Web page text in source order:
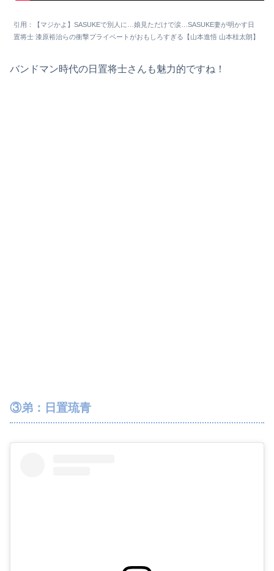
引用：【マジかよ】SASUKEで別人に…娘見ただけで涙…SASUKE妻が明かす日
置将士 漆原裕治らの衝撃プライベートがおもしろすぎる【山本進悟 山本桂太朗】
バンドマン時代の日置将士さんも魅力的ですね！
③弟：日置琉青